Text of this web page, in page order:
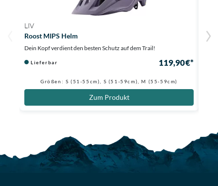
LIV
Roost MIPS Helm
Dein Kopf verdient den besten Schutz auf dem Trail!
Lieferbar 119,90 €*
Größen: S (51-55cm), S (51-59cm), M (55-59cm)
Zum Produkt